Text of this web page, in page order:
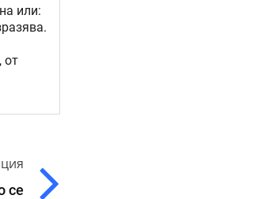
или:
от
се